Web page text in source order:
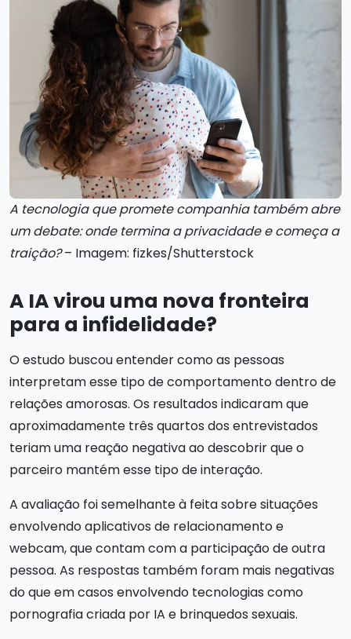
A tecnologia que promete companhia também abre
um debate: onde termina a privacidade e começa a
traição?– Imagem: fizkes/Shutterstock
A IA virou uma nova fronteira
para a infidelidade?
O estudo buscou entender como as pessoas
interpretam esse tipo de comportamento dentro de
relações amorosas. Os resultados indicaram que
aproximadamente três quartos dos entrevistados
teriam uma reação negativa ao descobrir que o
parceiro mantém esse tipo de interação.
A avaliação foi semelhante à feita sobre situações
envolvendo aplicativos de relacionamento e
webcam, que contam com a participação de outra
pessoa. As respostas também foram mais negativas
do que em casos envolvendo tecnologias como
pornografia criada por IA e brinquedos sexuais.